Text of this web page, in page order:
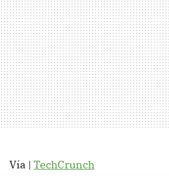
Vía | TechCrunch